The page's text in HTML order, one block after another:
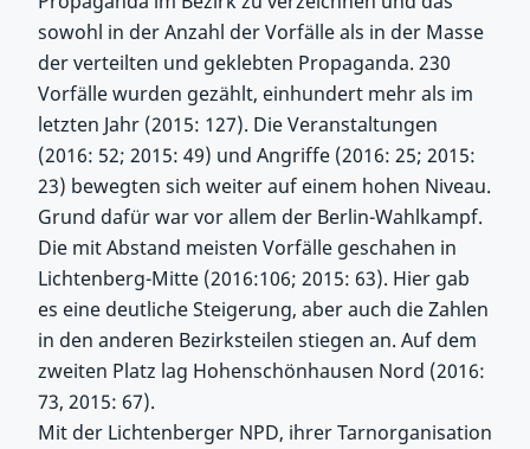
sowohl in der Anzahl der Vorfälle als in der Masse
der verteilten und geklebten Propaganda. 230
Vorfälle wurden gezählt, einhundert mehr als im
letzten Jahr (2015: 127). Die Veranstaltungen
(2016: 52; 2015: 49) und Angriffe (2016: 25; 2015:
23) bewegten sich weiter auf einem hohen Niveau.
Grund dafür war vor allem der Berlin-Wahlkampf.
Die mit Abstand meisten Vorfälle geschahen in
Lichtenberg-Mitte (2016:106; 2015: 63). Hier gab
es eine deutliche Steigerung, aber auch die Zahlen
in den anderen Bezirksteilen stiegen an. Auf dem
zweiten Platz lag Hohenschönhausen Nord (2016:
73, 2015: 67).
Mit der Lichtenberger NPD, ihrer Tarnorganisation